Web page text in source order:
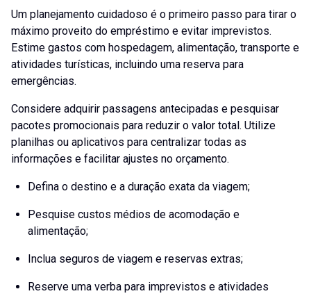
Um planejamento cuidadoso é o primeiro passo para tirar o
máximo proveito do empréstimo e evitar imprevistos.
Estime gastos com hospedagem, alimentação, transporte e
atividades turísticas, incluindo uma reserva para
emergências.
Considere adquirir passagens antecipadas e pesquisar
pacotes promocionais para reduzir o valor total. Utilize
planilhas ou aplicativos para centralizar todas as
informações e facilitar ajustes no orçamento.
Defina o destino e a duração exata da viagem;
Pesquise custos médios de acomodação e
alimentação;
Inclua seguros de viagem e reservas extras;
Reserve uma verba para imprevistos e atividades